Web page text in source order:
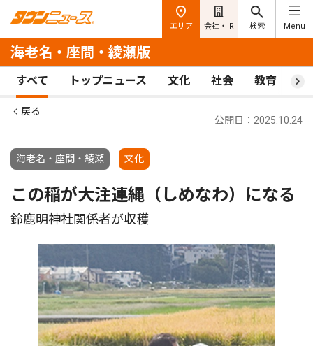
エリア 会社・IR 検索 Menu
海老名・座間・綾瀬版
すべて トップニュース 文化 社会 教育 ス
戻る
海老名・座間・綾瀬 文化
公開日：2025.10.24
この稲が大注連縄（しめなわ）になる
鈴鹿明神社関係者が収穫